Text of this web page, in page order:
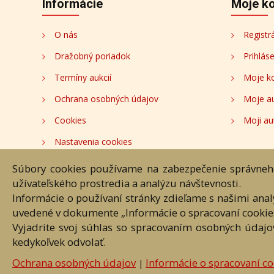
Informácie
O nás
Dražobný poriadok
Termíny aukcií
Ochrana osobných údajov
Cookies
Nastavenia cookies
Moje
Moje
Moje
Moji
Hlavná
Akékoľvek používanie
Súbory cookies používame na zabezpečenie
užívateľského prostredia a analýzu návštevnosti.
Informácie o používaní stránky zdieľame s našimi
uvedené v dokumente „Informácie o spracovaní
Vyjadrite svoj súhlas so spracovaním osobných
kedykoľvek odvolať.
Ochrana osobných údajov| Informácie o spracovaní